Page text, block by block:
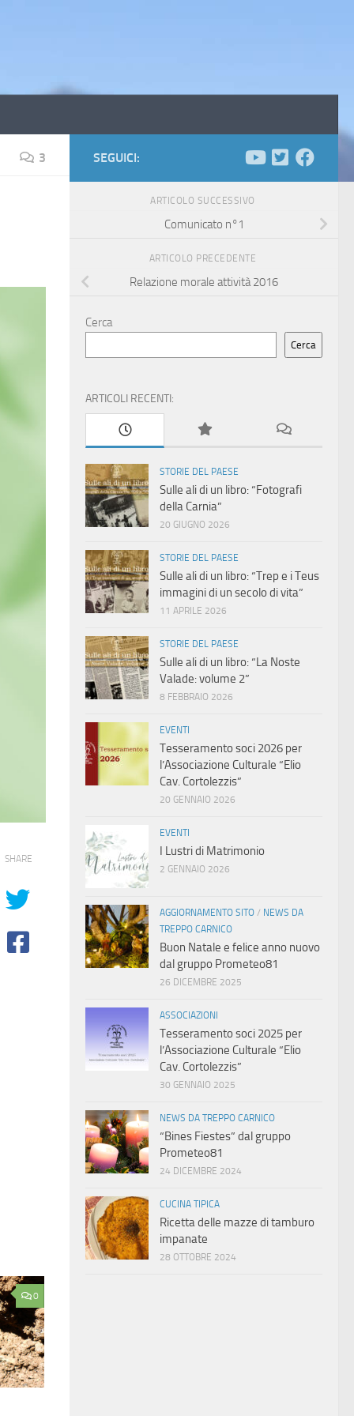
3
SHARE
0
SEGUICI:
ARTICOLO SUCCESSIVO
Comunicato n°1
ARTICOLO PRECEDENTE
Relazione morale attività 2016
Cerca
Cerca
ARTICOLI RECENTI:
STORIE DEL PAESE
Sulle ali di un libro: “Fotografi
della Carnia”
20 GIUGNO 2026
STORIE DEL PAESE
Sulle ali di un libro: “Trep e i Teus
immagini di un secolo di vita”
11 APRILE 2026
STORIE DEL PAESE
Sulle ali di un libro: “La Noste
Valade: volume 2”
8 FEBBRAIO 2026
EVENTI
Tesseramento soci 2026 per
l’Associazione Culturale “Elio
Cav. Cortolezzis”
20 GENNAIO 2026
EVENTI
I Lustri di Matrimonio
2 GENNAIO 2026
AGGIORNAMENTO SITO / NEWS DA
TREPPO CARNICO
Buon Natale e felice anno nuovo
dal gruppo Prometeo81
26 DICEMBRE 2025
ASSOCIAZIONI
Tesseramento soci 2025 per
l’Associazione Culturale “Elio
Cav. Cortolezzis”
30 GENNAIO 2025
NEWS DA TREPPO CARNICO
“Bines Fiestes” dal gruppo
Prometeo81
24 DICEMBRE 2024
CUCINA TIPICA
Ricetta delle mazze di tamburo
impanate
28 OTTOBRE 2024